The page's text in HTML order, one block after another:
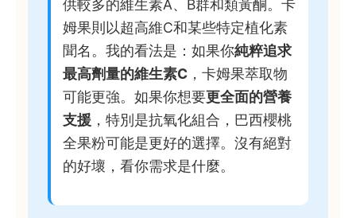
供較多的維生素A、B群和類黃酮。卡
姆果則以超高維C和某些特定植化素
聞名。我的看法是：如果你純粹追求
最高劑量的維生素C ，卡姆果萃取物
可能更強。如果你想要更全面的營養
支援 ，特別是抗氧化組合，巴西櫻桃
全果粉可能是更好的選擇。沒有絕對
的好壞，看你需求是什麼。